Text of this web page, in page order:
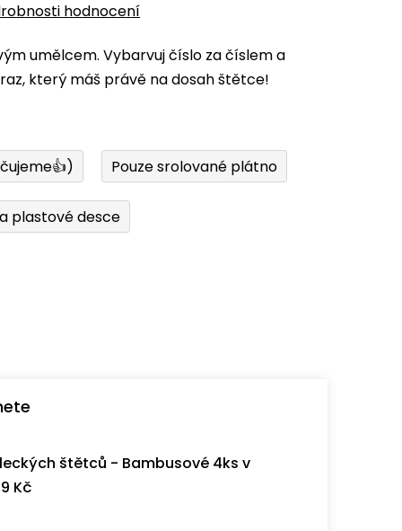
hodnocení
umělcem. Vybarvuj číslo za číslem a
který máš právě na dosah štětce!
Pouze srolované plátno
plastové desce
štětců - Bambusové 4ks v
Kč